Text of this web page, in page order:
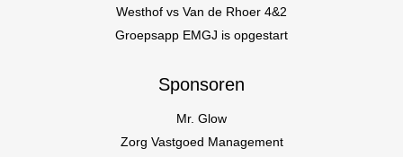
Westhof vs Van de Rhoer 4&2
Groepsapp EMGJ is opgestart
Sponsoren
Mr. Glow
Zorg Vastgoed Management